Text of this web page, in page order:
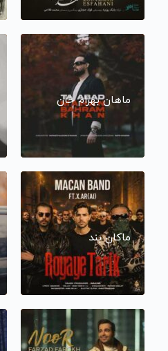
ماهان بهرام خان
ماکان بند